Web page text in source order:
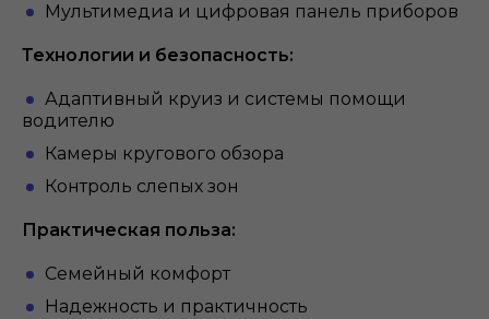
Мультимедиа и цифровая панель приборов
Технологии и безопасность:
Адаптивный круиз и системы помощи
водителю
Камеры кругового обзора
Контроль слепых зон
Практическая польза:
Семейный комфорт
Надежность и практичность